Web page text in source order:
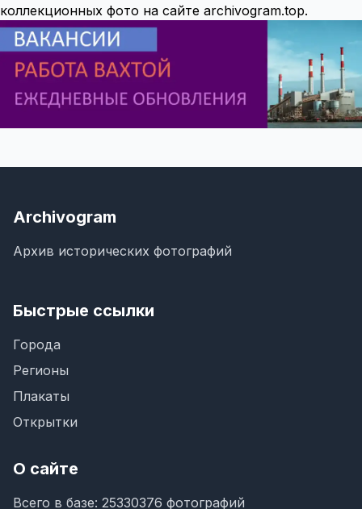
коллекционных фото на сайте archivogram.top.
Archivogram
Архив исторических фотографий
Быстрые ссылки
Города
Регионы
Плакаты
Открытки
О сайте
Всего в базе: 25330376 фотографий